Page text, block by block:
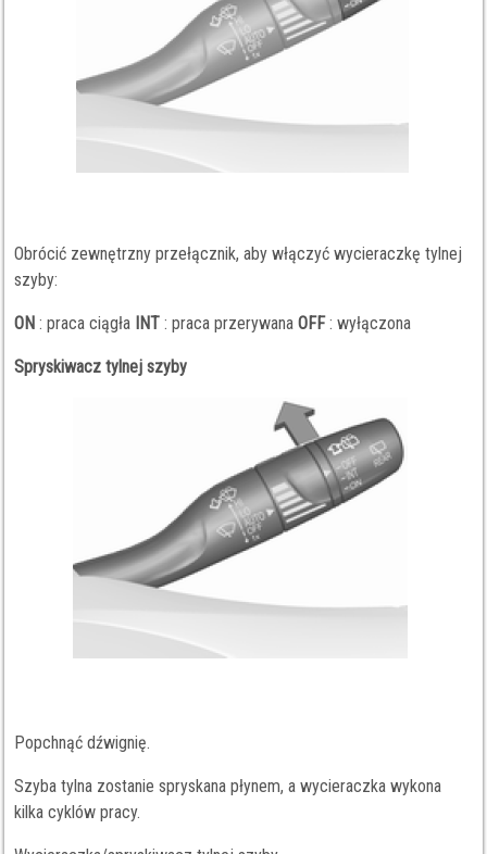
Obrócić zewnętrzny przełącznik, aby włączyć wycieraczkę tylnej
szyby:
ON : praca ciągła INT : praca przerywanaOFF: wyłączona
Spryskiwacz tylnej szyby
Popchnąć dźwignię.
Szyba tylna zostanie spryskana płynem, a wycieraczka wykona
kilka cyklów pracy.